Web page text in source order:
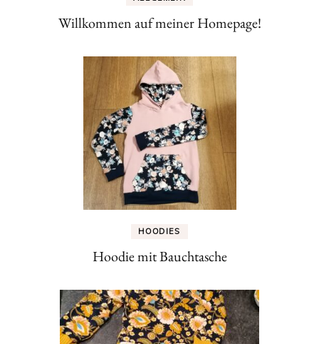
Willkommen auf meiner Homepage!
HOODIES
Hoodie mit Bauchtasche